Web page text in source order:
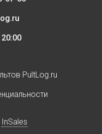
PultLog.ru
InSales